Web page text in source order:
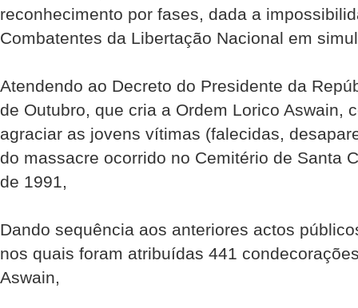
reconhecimento por fases, dada a
Combatentes da Libertação Nacional em
Atendendo ao Decreto do Presidente da
de Outubro, que cria a Ordem Lorico Aswain,
agraciar as jovens vítimas (falecidas,
do massacre ocorrido no Cemitério de Santa
de 1991,
Dando sequência aos anteriores actos
nos quais foram atribuídas 441
Aswain,